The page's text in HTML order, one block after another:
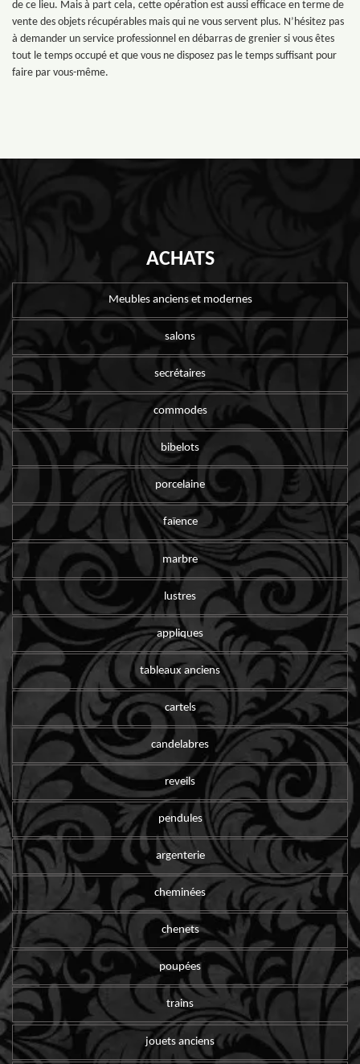
de ce lieu. Mais à part cela, cette opération est aussi efficace en terme de
vente des objets récupérables mais qui ne vous servent plus. N’hésitez pas
à demander un service professionnel en débarras de grenier si vous êtes
tout le temps occupé et que vous ne disposez pas le temps suffisant pour
faire par vous-même.
ACHATS
Meubles anciens et modernes
salons
secrétaires
commodes
bibelots
porcelaine
faïence
marbre
lustres
appliques
tableaux anciens
cartels
candelabres
reveils
pendules
argenterie
cheminées
chenets
poupées
trains
jouets anciens